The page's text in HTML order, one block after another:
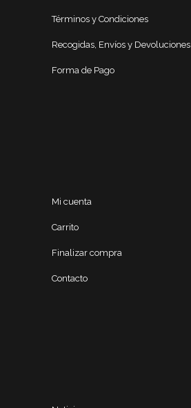
Términos y Condiciones
Recogidas, Envíos y Devoluciones
Forma de Pago
Mi cuenta
Carrito
Finalizar compra
Contacto